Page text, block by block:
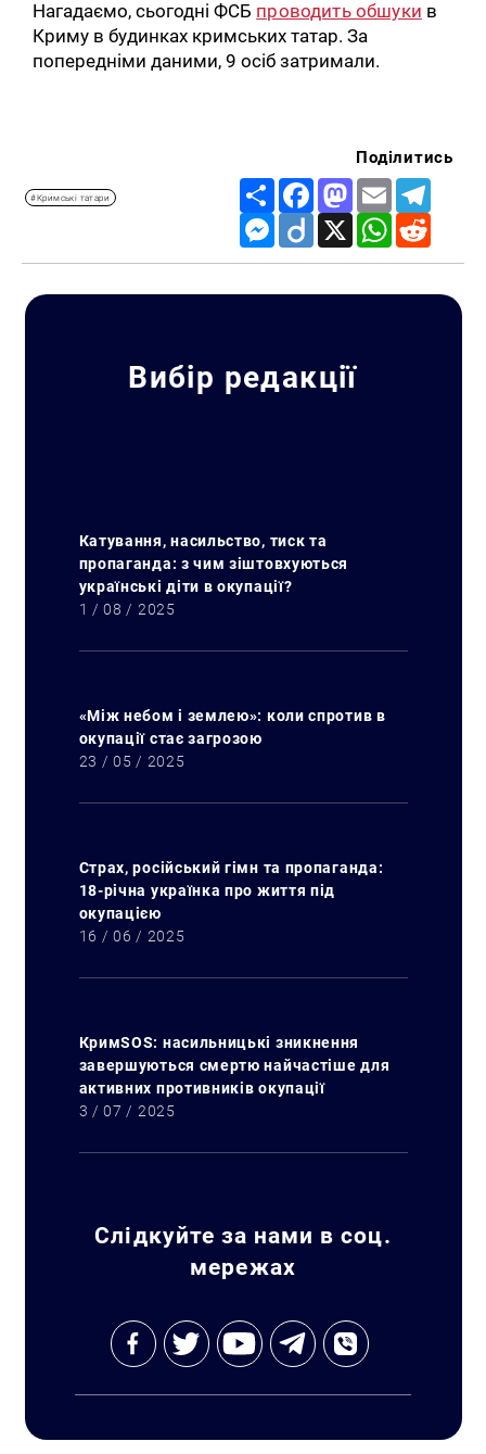
Нагадаємо, сьогодні ФСБ проводить обшуки в
Криму в будинках кримських татар. За
попередніми даними, 9 осіб затримали.
#Кримські татари
Поділитись
Share FacebookMastodon
Email
Messenger
Diigo X WhatsApp
Вибір редакції
Катування, насильство, тиск та
пропаганда: з чим зіштовхуються
українські діти в окупації?
1 / 08 / 2025
«Між небом і землею»: коли спротив в
окупації стає загрозою
23 / 05 / 2025
Страх, російський гімн та пропаганда:
18-річна українка про життя під
окупацією
16 / 06 / 2025
КримSOS: насильницькі зникнення
завершуються смертю найчастіше для
активних противників окупації
3 / 07 / 2025
Слідкуйте за нами в соц.
мережах